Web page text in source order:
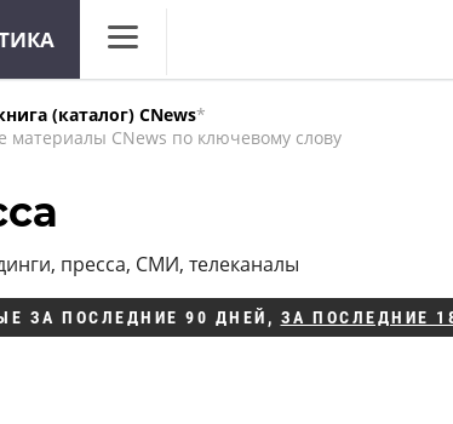
Аналитика
Техника
ТВ
(каталог) CNews*
материалы CNews по ключевому слову
пресса, СМИ, телеканалы
ЗА ПОСЛЕДНИЕ 90 ДНЕЙ , ЗА ПОСЛЕДНИЕ